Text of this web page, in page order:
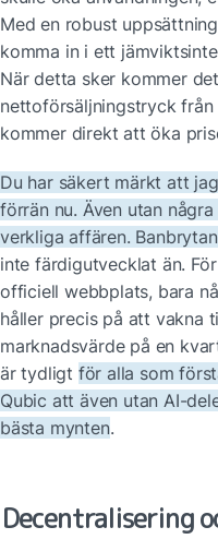
Med en robust
komma in i ett
När detta sker kommer
nettoförsäljningstryck
kommer direkt att öka
Du har säkert märkt att
förrän nu. Även utan
verkliga affären.
inte färdigutvecklat än.
officiell webbplats, bara
håller precis på att vakna
marknadsvärde på en
är tydligt för alla som
Qubic att även utan AI-
bästa mynten.
Decentralisering